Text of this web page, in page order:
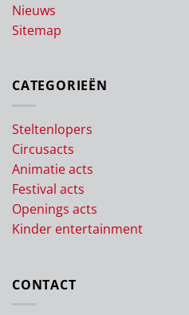
Nieuws
Sitemap
CATEGORIEËN
Steltenlopers
Circusacts
Animatie acts
Festival acts
Openings acts
Kinder entertainment
CONTACT